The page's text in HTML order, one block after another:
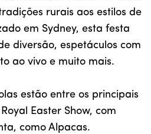
rurais aos estilos de
em Sydney, esta festa
diversão, espetáculos com
ao vivo e muito mais.
estão entre os principais
Easter Show, com
como Alpacas.